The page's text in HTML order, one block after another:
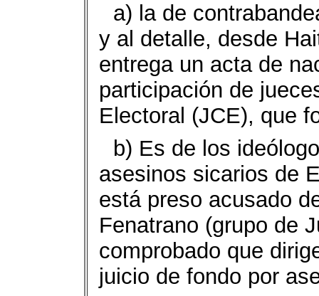
a) la de
y al detalle, desde
entrega un acta de
participación de
Electoral (JCE), que
b) Es de los
asesinos sicarios de
está preso acusado
Fenatrano (grupo de
comprobado que
juicio de fondo por